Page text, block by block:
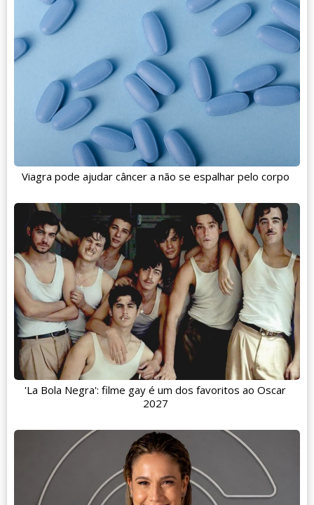
Viagra pode ajudar câncer a não se espalhar pelo corpo
'La Bola Negra': filme gay é um dos favoritos ao Oscar
2027